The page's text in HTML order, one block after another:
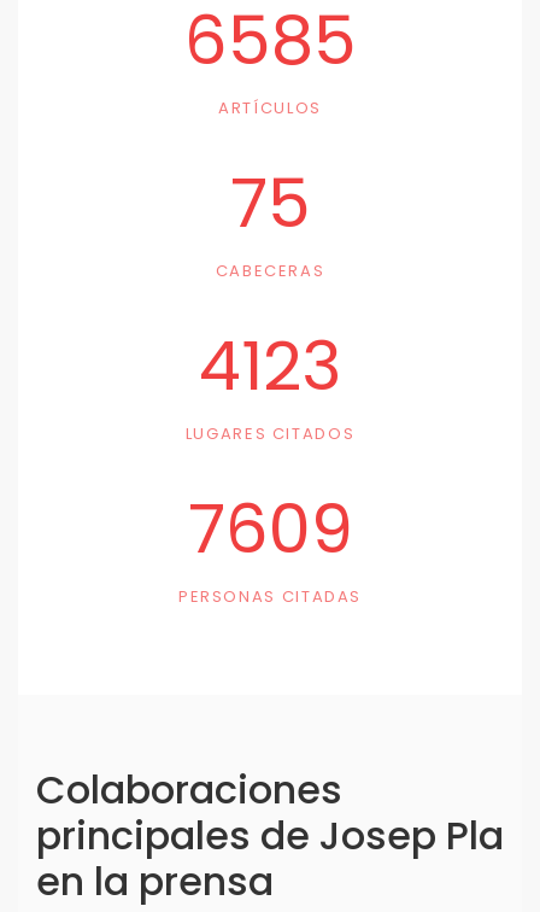
6585
ARTÍCULOS
75
CABECERAS
4123
LUGARES CITADOS
7609
PERSONAS CITADAS
Colaboraciones
principales de Josep Pla
en la prensa